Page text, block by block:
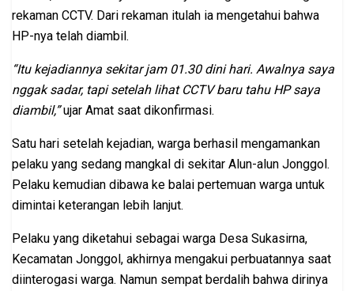
rekaman CCTV. Dari rekaman itulah ia mengetahui bahwa
HP-nya telah diambil.
“Itu kejadiannya sekitar jam 01.30 dini hari. Awalnya saya
nggak sadar, tapi setelah lihat CCTV baru tahu HP saya
diambil,”ujar Amat saat dikonfirmasi.
Satu hari setelah kejadian, warga berhasil mengamankan
pelaku yang sedang mangkal di sekitar Alun-alun Jonggol.
Pelaku kemudian dibawa ke balai pertemuan warga untuk
dimintai keterangan lebih lanjut.
Pelaku yang diketahui sebagai warga Desa Sukasirna,
Kecamatan Jonggol, akhirnya mengakui perbuatannya saat
diinterogasi warga. Namun sempat berdalih bahwa dirinya